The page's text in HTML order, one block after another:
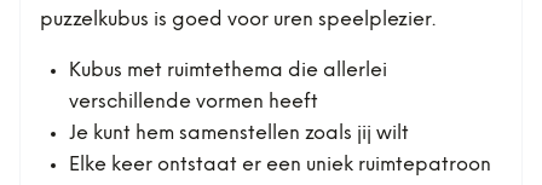
puzzelkubus is goed voor uren speelplezier.
Kubus met ruimtethema die allerlei
verschillende vormen heeft
Je kunt hem samenstellen zoals jij wilt
Elke keer ontstaat er een uniek ruimtepatroon